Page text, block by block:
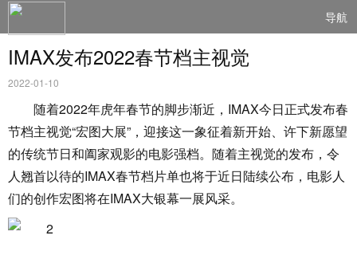
导航
IMAX发布2022春节档主视觉
2022-01-10
随着2022年虎年春节的脚步渐近，IMAX今日正式发布春
节档主视觉“宏图大展”，迎接这一象征着新开始、许下新愿望
的传统节日和阖家观影的电影强档。随着主视觉的发布，令
人翘首以待的IMAX春节档片单也将于近日陆续公布，电影人
们的创作宏图将在IMAX大银幕一展风采。